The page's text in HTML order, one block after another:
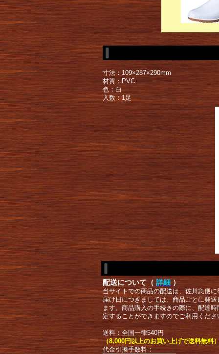
寸法：109×287×290mm
材質：PVC
色：白
入数：1足
配送について（ 詳細 ）
当サイトでの商品の配送は、佐川急便
届け日につきましては、商品ごとに発
ます。商品購入の手続きの際に、配達
定することができますのでご利用くださ
送料：全国一律540円
（8,000円以上のお買い上げで送料無料
代金引換手数料：